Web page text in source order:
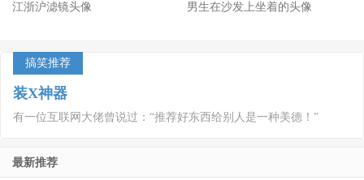
江浙沪滤镜头像 男生在沙发上坐着的头像
搞笑推荐
装X神器
有一位互联网大佬曾说过：“推荐好东西给别人是一种美德！”
最新推荐